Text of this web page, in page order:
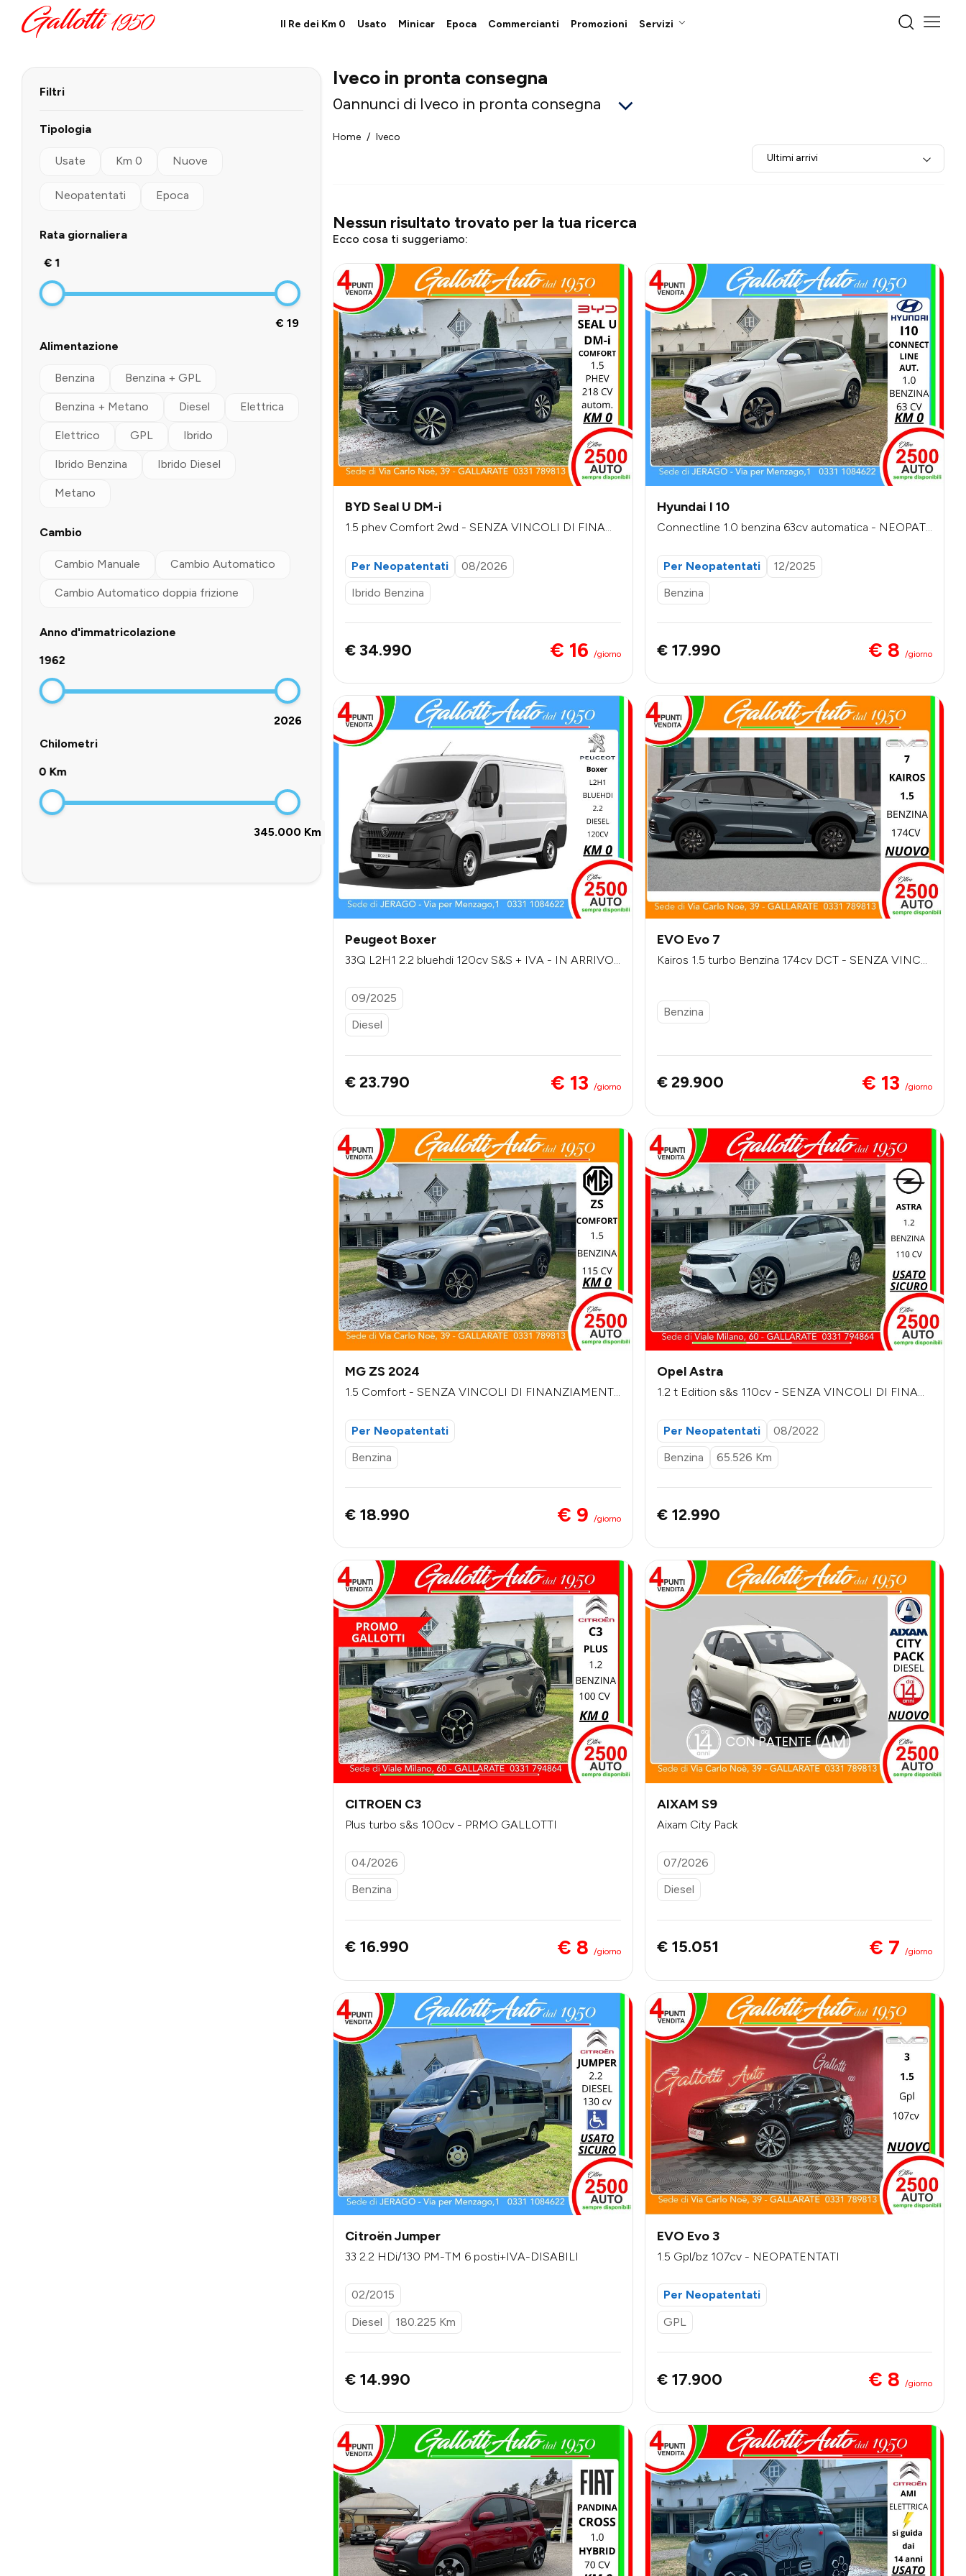
Il Re dei Km 0 Usato Minicar Epoca Commercianti Promozioni Servizi
Filtri
Tipologia
Usate Km 0 Nuove
Neopatentati Epoca
Rata giornaliera
€ 1
€ 19
Alimentazione
Benzina Benzina + GPL
Benzina + Metano Diesel Elettrica
Elettrico GPL Ibrido
Ibrido Benzina Ibrido Diesel
Metano
Cambio
Cambio Manuale Cambio Automatico
Cambio Automatico doppia frizione
Anno d'immatricolazione
1962
2026
Chilometri
0 Km
345.000 Km
Iveco in pronta consegna
0annunci di Iveco in pronta consegna
Home
Iveco
Ultimi arrivi
Nessun risultato trovato per la tua ricerca
Ecco cosa ti suggeriamo:
BYD Seal U DM-i
1.5 phev Comfort 2wd - SENZA VINCOLI DI FINAN
Per Neopatentati
08/2026
Ibrido Benzina
€ 34.990 € 16 /giorno
Hyundai I 10
Connectline 1.0 benzina 63cv automatica - NEOPAT
Per Neopatentati
12/2025
Benzina
€ 17.990 € 8 /giorno
Peugeot Boxer
33Q L2H1 2.2 bluehdi 120cv S&S + IVA - IN ARRIVO
09/2025
Diesel
€ 23.790 € 13 /giorno
EVO Evo 7
Kairos 1.5 turbo Benzina 174cv DCT - SENZA VINCO
Benzina
€ 29.900 € 13 /giorno
MG ZS 2024
1.5 Comfort - SENZA VINCOLI DI FINANZIAMENT
Per Neopatentati
Benzina
€ 18.990 € 9 /giorno
Opel Astra
1.2 t Edition s&s 110cv - SENZA VINCOLI DI FINAN
Per Neopatentati
08/2022
Benzina
65.526 Km
€ 12.990
CITROEN C3
Plus turbo s&s 100cv - PRMO GALLOTTI
04/2026
Benzina
€ 16.990 € 8 /giorno
AIXAM S9
Aixam City Pack
07/2026
Diesel
€ 15.051 € 7 /giorno
Citroën Jumper
33 2.2 HDi/130 PM-TM 6 posti+IVA-DISABILI
02/2015
Diesel
180.225 Km
€ 14.990
EVO Evo 3
1.5 Gpl/bz 107cv - NEOPATENTATI
Per Neopatentati
GPL
€ 17.900 € 8 /giorno